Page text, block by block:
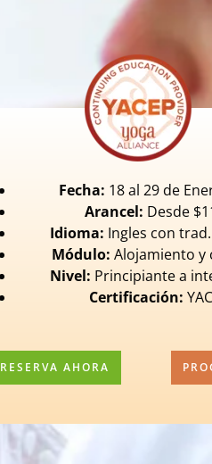
Fecha: 18 al 29 de
Arancel: Desde
Idioma: Ingles con
Módulo: Alojamiento y
Nivel: Principiante a
Certificación:
RESERVA AHORA